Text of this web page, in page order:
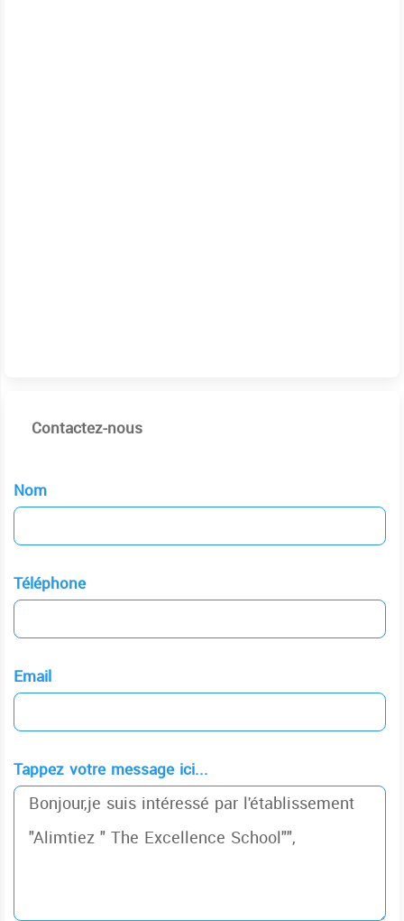
Contactez-nous
Nom
Téléphone
Email
Tappez votre message ici...